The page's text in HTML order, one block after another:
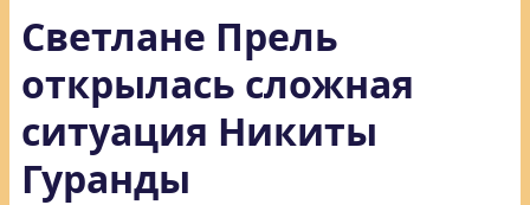
Светлане Прель
открылась сложная
ситуация Никиты
Гуранды